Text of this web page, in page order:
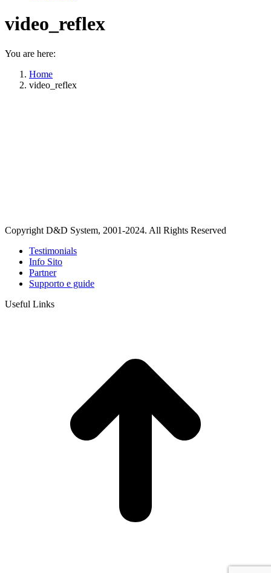
video_reflex
You are here:
Home
video_reflex
Copyright D&D System, 2001-2024. All Rights Reserved
Testimonials
Info Sito
Partner
Supporto e guide
Useful Links